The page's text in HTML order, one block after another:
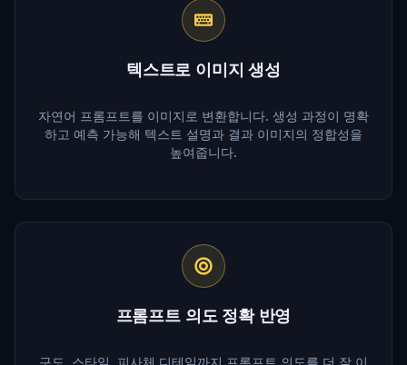
텍스트로 이미지 생성
자연어 프롬프트를 이미지로 변환합니다. 생성 과정이 명확
하고 예측 가능해 텍스트 설명과 결과 이미지의 정합성을
높여줍니다.
프롬프트 의도 정확 반영